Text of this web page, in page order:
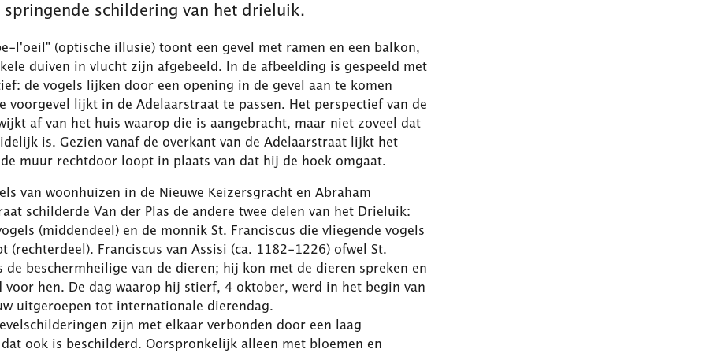
springende schildering van het drieluik.
l'oeil" (optische illusie) toont een gevel met ramen en een balkon,
duiven in vlucht zijn afgebeeld. In de afbeelding is gespeeld met
de vogels lijken door een opening in de gevel aan te komen
voorgevel lijkt in de Adelaarstraat te passen. Het perspectief van de
af van het huis waarop die is aangebracht, maar niet zoveel dat
is. Gezien vanaf de overkant van de Adelaarstraat lijkt het
muur rechtdoor loopt in plaats van dat hij de hoek omgaat.
van woonhuizen in de Nieuwe Keizersgracht en Abraham
schilderde Van der Plas de andere twee delen van het Drieluik:
(middendeel) en de monnik St. Franciscus die vliegende vogels
(rechterdeel). Franciscus van Assisi (ca. 1182-1226) ofwel St.
de beschermheilige van de dieren; hij kon met de dieren spreken en
voor hen. De dag waarop hij stierf, 4 oktober, werd in het begin van
uitgeroepen tot internationale dierendag.
zijn met elkaar verbonden door een laag
ook is beschilderd. Oorspronkelijk alleen met bloemen en